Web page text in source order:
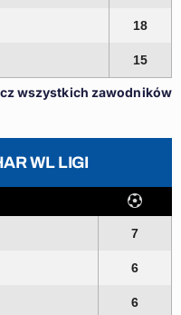
18
15
wszystkich zawodników
WL LIGI
7
6
6